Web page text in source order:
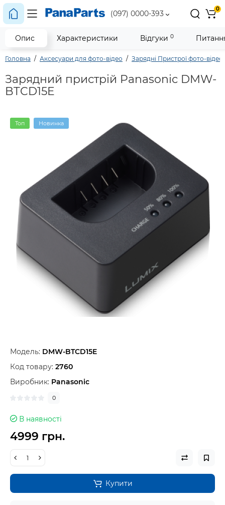
(097) 0000-393
0
Головна Аксесуари для фото-відео Зарядні Пристрої фото-відео
Зарядний пристрій Panasonic DMW-
BTCD15E
Топ Новинка
Модель: DMW-BTCD15E
Код товару: 2760
Виробник: Panasonic
0
В наявності
4999 грн.
Купити
Опис Характеристики Відгуки 0